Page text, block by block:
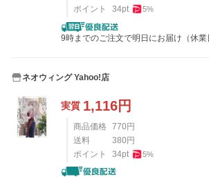
ポイント
34pt 5%
9時までのご注文で明日にお届け（休業
ネオウィング Yahoo!店
実質 1,116円
商品価格 770円
送料
380円
ポイント
34pt 5%